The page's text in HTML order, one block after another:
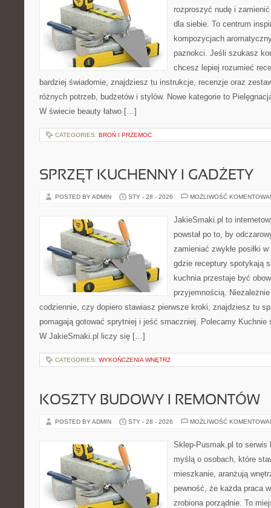
rozproszyć nudę i
dla siebie. To centrum
kompozycjach
paznokci. Jeśli szukasz
chcesz lepiej rozumieć
bardziej świadomie, znajdziesz tu instrukcje, recenzje oraz
różnych potrzeb, budżetów i stylów. Nowe kategorie to
W świecie beauty łatwo […]
CATEGORIES: BROŃ I PRZEMOC
SPRZĘT KUCHENNY I GADŻETY
POSTED BY ADMIN STY - 28 - 2026 MOŻLIWOŚĆ
JakieSmaki.pl to
powstał po to, by
zamieniać zwykłe posiłki
gdzie receptury spotykają
kuchnia przestaje być
przyjemnością.
codziennie, czy dopiero stawiasz pierwsze kroki, znajdziesz tu
pomagają gotować sprytniej i jeść smaczniej. Polecamy Kuchnie
W JakieSmaki.pl liczy się […]
CATEGORIES: WYKOŃCZENIA WNĘTRZ
KOSZTY BUDOWY I REMONTÓW
POSTED BY ADMIN STY - 28 - 2026 MOŻLIWOŚĆ
Sklep-Pusmak.pl to serwis
myślą o osobach, które
mieszkanie, aranżują
pewność, że każda praca
zrobiona porządnie. To